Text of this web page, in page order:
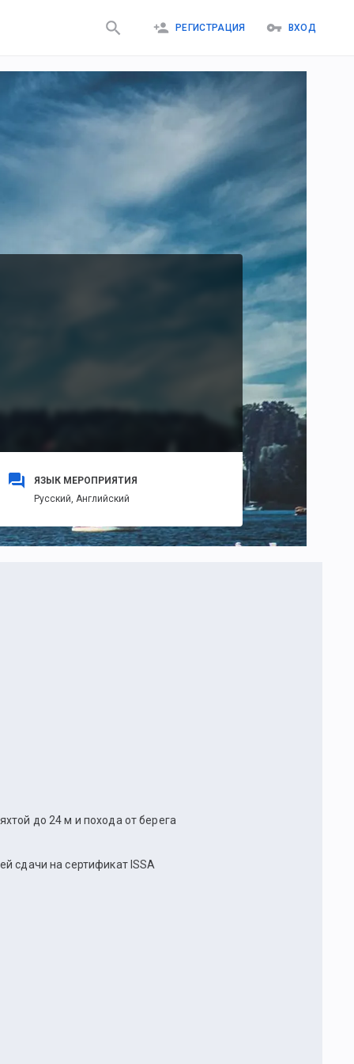
РЕГИСТРАЦИЯ ВХОД
ЯЗЫК МЕРОПРИЯТИЯ
Русский, Английский
до 24 м и похода от берега
сдачи на сертификат ISSA